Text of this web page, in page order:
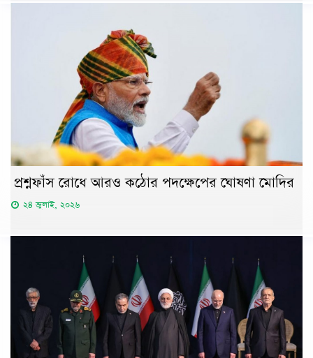
প্রশ্নফাঁস রোধে আরও কঠোর পদক্ষেপের ঘোষণা মোদির
২৪ জুলাই, ২০২৬